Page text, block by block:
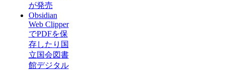
が発売
Obsidian
Web Clipper
でPDFを保
存したり国
立国会図書
館デジタル